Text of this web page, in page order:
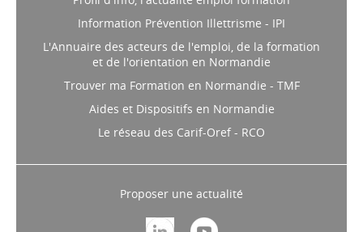
Information Prévention Illettrisme - IPI
L'Annuaire des acteurs de l'emploi, de la formation
et de l'orientation en Normandie
Trouver ma Formation en Normandie - TMF
Aides et Dispositifs en Normandie
Le réseau des Carif-Oref - RCO
Proposer une actualité